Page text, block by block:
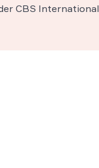
CBS International